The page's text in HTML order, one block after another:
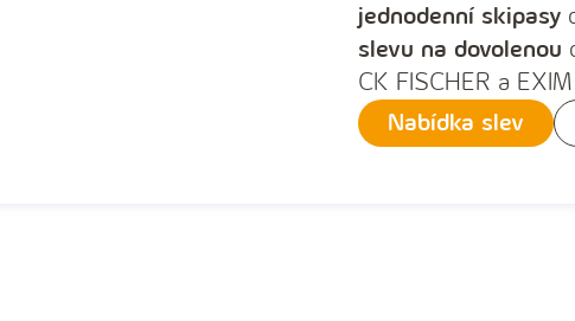
jednodenní skipasy
slevu na dovolenou
CK FISCHER a
Nabídka slev